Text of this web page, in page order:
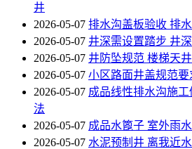
井
2026-05-07 排水沟盖板验收 排
2026-05-07 井深需设置踏步 井
2026-05-07 井防坠规范 楼梯天
2026-05-07 小区路面井盖规范
2026-05-07 成品线性排水沟施
法
2026-05-07 成品水篦子 室外雨
2026-05-07 水泥预制井 离我近